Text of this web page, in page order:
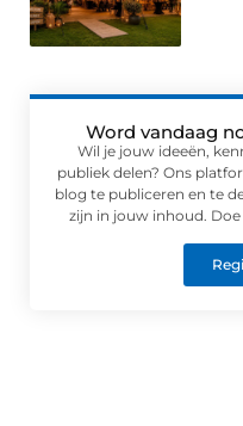
Word vandaag
Wil je jouw ideeën,
publiek delen? Ons
blog te publiceren en te
zijn in jouw inhoud.